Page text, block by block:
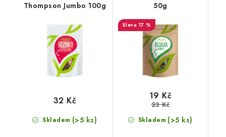
Thompson Jumbo 100g
Skladem (>5 ks)
32 Kč
50g
17 %
Skladem (>5 ks)
19 Kč
23 Kč